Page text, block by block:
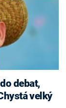
debat,
velký